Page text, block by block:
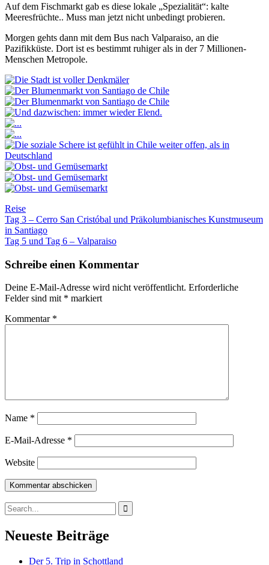
Auf dem Fischmarkt gab es diese lokale „Spezialität“: kalte
Meeresfrüchte.. Muss man jetzt nicht unbedingt probieren.
Morgen gehts dann mit dem Bus nach Valparaiso, an die
Pazifikküste. Dort ist es bestimmt ruhiger als in der 7 Millionen-
Menschen Metropole.
Reise
Beitragsnavigation
Tag 3 – Cerro San Cristóbal und Präkolumbianisches Kunstmuseum
in Santiago
Tag 5 und Tag 6 – Valparaiso
Schreibe einen Kommentar
Deine E-Mail-Adresse wird nicht veröffentlicht. Erforderliche
Felder sind mit * markiert
Kommentar *
Name *
E-Mail-Adresse *
Website
Search
for:
Neueste Beiträge
Der 5. Trip in Schottland